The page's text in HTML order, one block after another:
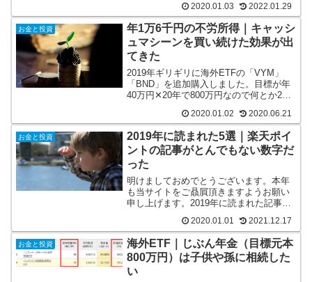
かったです。しかし経験値や今後に活か
す土台としては良いものを手に入れたか
な、と。
2020.01.03 2022.01.29
お金と投資
年1万6千円の不労所得｜キャッシ
ュマシーンを買い続けた効果が出
てきた
2019年ギリギリに海外ETFの「VYM」
「BND」を追加購入しました。目標が年
40万円✕20年で800万円なので何とか2年
万6千円の不労所得発生マシーンが完成で
す。
2020.01.02 2020.06.21
お金と投資
2019年に読まれた5選｜楽天ポイ
ントの記事がとんでもない数字だ
った
明けましておめでとうございます。本年
も当サイトをご贔屓頂きますようお願い
申し上げます。2019年に読まれた記事を
られたものが中心でした。そして楽天関
係のものばかりだったので紹介します。
2020.01.01 2021.12.17
お金と投資
海外ETF｜じぶん年金（目標元本
800万円）は子供や孫に相続した
い